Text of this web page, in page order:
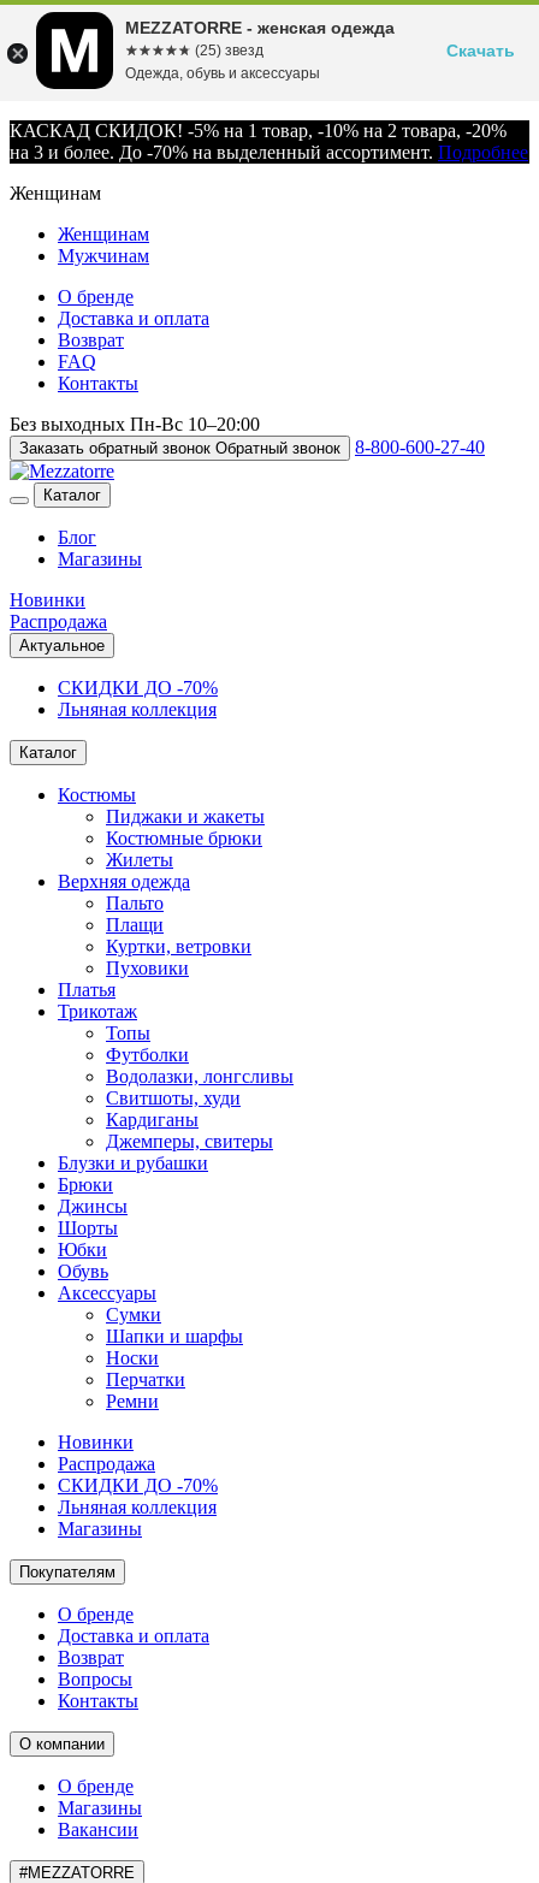
КАСКАД СКИДОК! -5% на 1 товар, -10% на 2 товара, -20%
на 3 и более. До -70% на выделенный ассортимент. Подробнее
Женщинам
Женщинам
Мужчинам
О бренде
Доставка и оплата
Возврат
FAQ
Контакты
Без выходных Пн-Вс 10–20:00
Заказать обратный звонок Обратный звонок 8-800-600-27-40
Каталог
Блог
Магазины
Новинки
Распродажа
Актуальное
СКИДКИ ДО -70%
Льняная коллекция
Каталог
Костюмы
Пиджаки и жакеты
Костюмные брюки
Жилеты
Верхняя одежда
Пальто
Плащи
Куртки, ветровки
Пуховики
Платья
Трикотаж
Топы
Футболки
Водолазки, лонгсливы
Свитшоты, худи
Кардиганы
Джемперы, свитеры
Блузки и рубашки
Брюки
Джинсы
Шорты
Юбки
Обувь
Аксессуары
Сумки
Шапки и шарфы
Носки
Перчатки
Ремни
Новинки
Распродажа
СКИДКИ ДО -70%
Льняная коллекция
Магазины
Покупателям
О бренде
Доставка и оплата
Возврат
Вопросы
Контакты
О компании
О бренде
Магазины
Вакансии
#MEZZATORRE
MEZZATORRE - женская одежда
☆☆☆☆☆
★★★★★ (25) звезд
Одежда, обувь и аксессуары
Скачать